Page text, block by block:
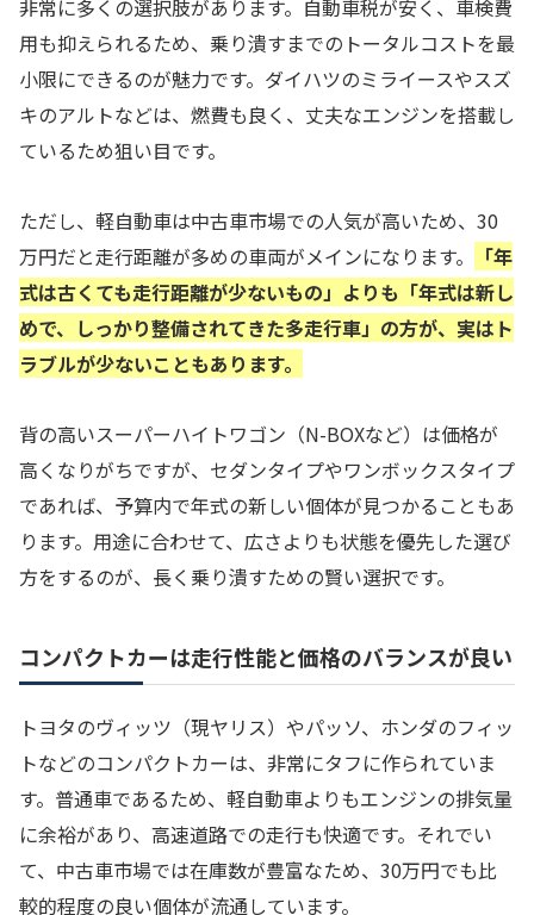
非常に多くの選択肢があります。自動車税が安く、車検費
用も抑えられるため、乗り潰すまでのトータルコストを最
小限にできるのが魅力です。ダイハツのミライースやスズ
キのアルトなどは、燃費も良く、丈夫なエンジンを搭載し
ているため狙い目です。
ただし、軽自動車は中古車市場での人気が高いため、30
万円だと走行距離が多めの車両がメインになります。
「年
式は古くても走行距離が少ないもの」よりも「年式は新し
めで、しっかり整備されてきた多走行車」の方が、実はト
ラブルが少ないこともあります。
背の高いスーパーハイトワゴン（N-BOXなど）は価格が
高くなりがちですが、セダンタイプやワンボックスタイプ
であれば、予算内で年式の新しい個体が見つかることもあ
ります。用途に合わせて、広さよりも状態を優先した選び
方をするのが、長く乗り潰すための賢い選択です。
コンパクトカーは走行性能と価格のバランスが良い
トヨタのヴィッツ（現ヤリス）やパッソ、ホンダのフィッ
トなどのコンパクトカーは、非常にタフに作られていま
す。普通車であるため、軽自動車よりもエンジンの排気量
に余裕があり、高速道路での走行も快適です。それでい
て、中古車市場では在庫数が豊富なため、30万円でも比
較的程度の良い個体が流通しています。